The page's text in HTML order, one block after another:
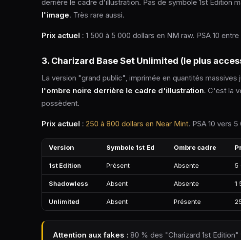
derrière le cadre d'illustration. Pas de symbole 1st Edition
l'image. Très rare aussi.
Prix actuel : 1 500 à 5 000 dollars en NM raw. PSA 10
3. Charizard Base Set Unlimited (le plus
La version "grand public", imprimée en quantités massives
l'ombre noire derrière le cadre d'illustration. C'est la
possèdent.
Prix actuel : 250 à 800 dollars en Near Mint. PSA 10 vers
Version Symbole 1st Ed Ombre cadre
1st Edition Présent Absente 5
Shadowless Absent Absente 1
Unlimited Absent Présente
Attention aux fakes : 80 % des "Charizard 1st